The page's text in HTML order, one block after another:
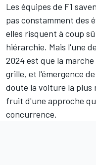
Les équipes de F1
pas constamment des
elles risquent à coup
hiérarchie. Mais l'une
2024 est que la marche
grille, et l'émergence
doute la voiture la plus
fruit d'une approche
concurrence.